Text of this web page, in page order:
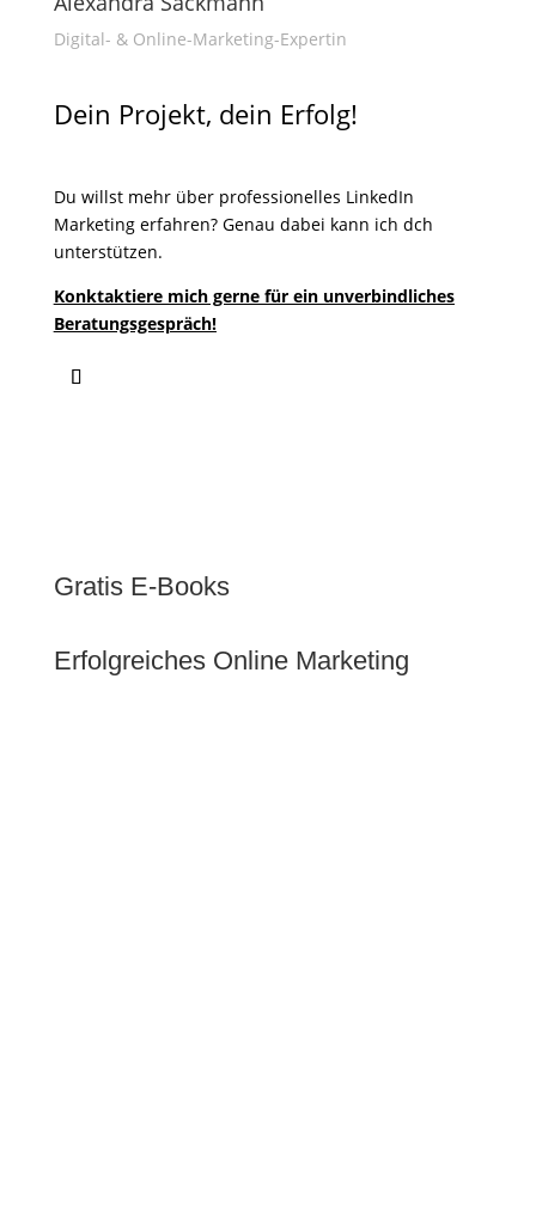
Digital- & Online-Marketing-Expertin
Dein Projekt, dein Erfolg!
Du willst mehr über professionelles LinkedIn
Marketing erfahren? Genau dabei kann ich dch
unterstützen.
Konktaktiere mich gerne für ein unverbindliches
Beratungsgespräch!
Gratis E-Books
Erfolgreiches Online Marketing